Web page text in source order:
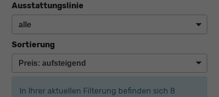
Ausstattungslinie
Sortierung
In Ihrer aktuellen Filterung befinden sich 8